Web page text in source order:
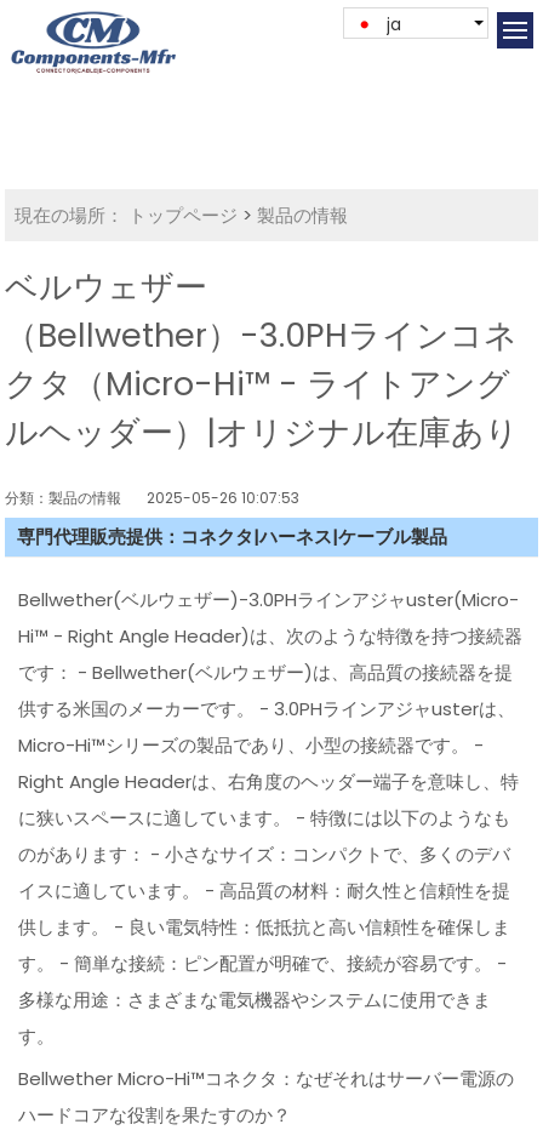
ja
現在の場所： トップページ >製品の情報
ベルウェザー
（Bellwether）-3.0PHラインコネ
クタ（Micro-Hi™ - ライトアング
ルヘッダー）|オリジナル在庫あり
分類：製品の情報 2025-05-26 10:07:53
専門代理販売提供：コネクタ|ハーネス|ケーブル製品
Bellwether(ベルウェザー)-3.0PHラインアジャuster(Micro-
Hi™ - Right Angle Header)は、次のような特徴を持つ接続器
です： - Bellwether(ベルウェザー)は、高品質の接続器を提
供する米国のメーカーです。 - 3.0PHラインアジャusterは、
Micro-Hi™シリーズの製品であり、小型の接続器です。 -
Right Angle Headerは、右角度のヘッダー端子を意味し、特
に狭いスペースに適しています。 - 特徴には以下のようなも
のがあります： - 小さなサイズ：コンパクトで、多くのデバ
イスに適しています。 - 高品質の材料：耐久性と信頼性を提
供します。 - 良い電気特性：低抵抗と高い信頼性を確保しま
す。 - 簡単な接続：ピン配置が明確で、接続が容易です。 -
多様な用途：さまざまな電気機器やシステムに使用できま
す。
Bellwether Micro-Hi™コネクタ：なぜそれはサーバー電源の
ハードコアな役割を果たすのか？